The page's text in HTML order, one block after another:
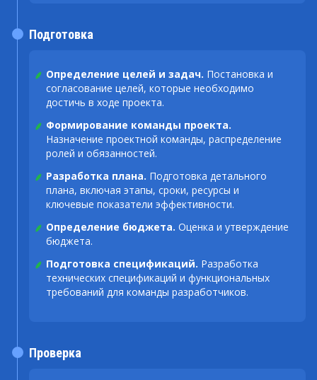
Определение целей и задач. Постановка и
согласование целей, которые необходимо
достичь в ходе проекта.
Формирование команды проекта.
Назначение проектной команды, распределение
ролей и обязанностей.
Разработка плана. Подготовка детального
плана, включая этапы, сроки, ресурсы и
ключевые показатели эффективности.
Определение бюджета. Оценка и утверждение
бюджета.
Подготовка спецификаций. Разработка
технических спецификаций и функциональных
требований для команды разработчиков.
Подготовка
Проверка